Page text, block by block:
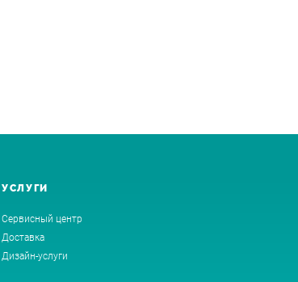
УСЛУГИ
Сервисный центр
Доставка
Дизайн-услуги